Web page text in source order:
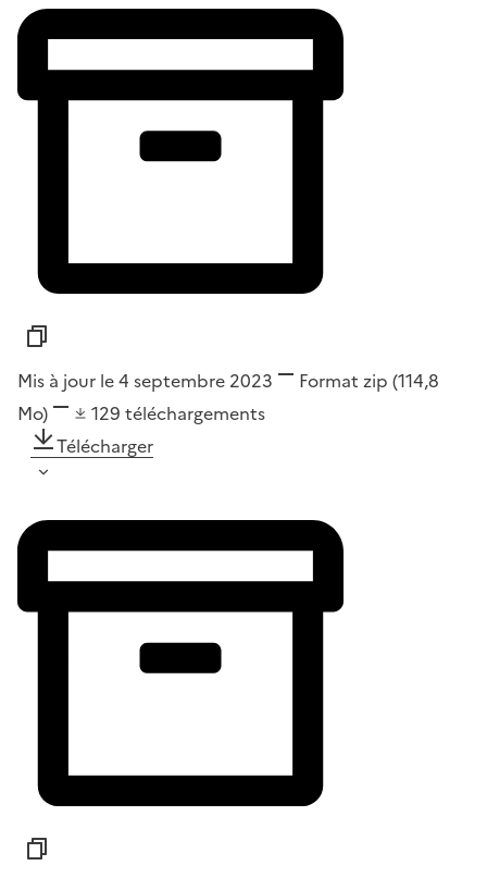
Mis à jour le 4 septembre 2023 Format zip (114,8
Mo)
129 téléchargements
Télécharger